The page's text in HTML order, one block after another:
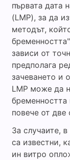
първата дата
(LMP), за да
методът,
зависи от
предполага
зачеването и
LMP може да
повече от две
За случаите,
са известни,
ин витро